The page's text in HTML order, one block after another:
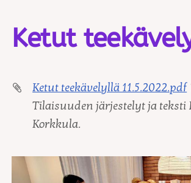
Ketut
Ketut teekävelyllä 11.5.2022.pdf
Tilaisuuden järjestelyt ja teksti
Korkkula.